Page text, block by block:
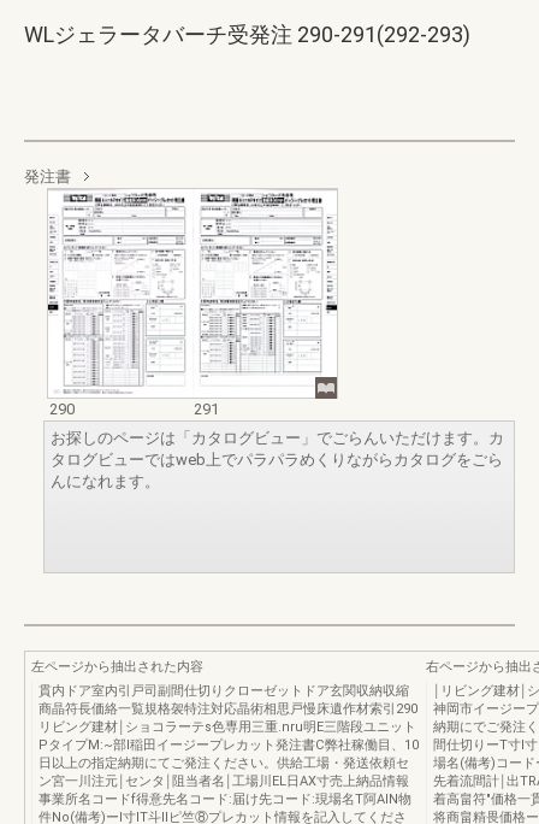
WLジェラータバーチ受発注 290-291(292-293)
発注書
290
291
お探しのページは「カタログビュー」でごらんいただけます。カ
タログビューではweb上でパラパラめくりながらカタログをごら
んになれます。
左ページから抽出された内容
貫内ドア室内引戸司副間仕切りクローゼットドア玄関収納収縮
商晶符長価絡一覧規格袈特注対応晶術相思戸慢床遺作材索引290
リビング建材￨ショコラーテs色専用三重.nru明E三階段ユニット
PタイプM:~部I稲田イージープレカット発注書C弊社稼働目、10
日以上の指定納期にてご発注ください。供給工場・発送依頼セ
ン宮一川注元￨センタ￨阻当者名￨工場川EL日AX寸売上納品情報
事業所名コードf得意先名コード:届け先コード:現場名T阿AIN物
件No(備考)ーl寸lT斗llピ竺⑧プレカット情報を記入してくださ
右ページから抽出
￨リビング建材￨
神岡市イージー
納期にでご発注
間仕切りーT寸l
場名(備考)コー
先着流間計￨出
着高畠符"価格一
将商畠精畏価格